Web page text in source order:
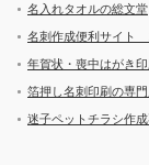
名入れタオルの総文堂
名刺作成便利サイト
年賀状・喪中はがき
箔押し名刺印刷の専
迷子ペットチラシ作